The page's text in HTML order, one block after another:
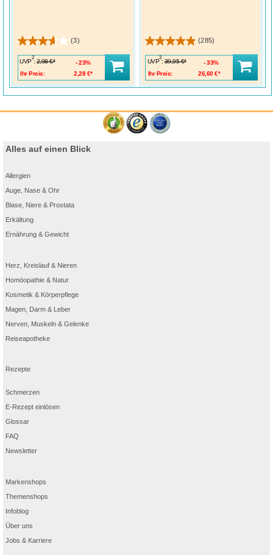
(3)
UVP
2
: 2,98 €*
Ihr Preis:
2,28 €*
23%
(285)
UVP
2
: 39,95 €*
Ihr Preis:
26,60 €*
33%
Alles auf einen Blick
Allergien
Auge, Nase & Ohr
Blase, Niere & Prostata
Erkältung
Ernährung & Gewicht
Herz, Kreislauf & Nieren
Homöopathie & Natur
Kosmetik & Körperpflege
Magen, Darm & Leber
Nerven, Muskeln & Gelenke
Reiseapotheke
Rezepte
Schmerzen
E-Rezept einlösen
Glossar
FAQ
Newsletter
Markenshops
Themenshops
Infoblog
Über uns
Jobs & Karriere